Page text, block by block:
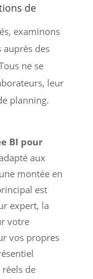
de
examinons
des
ne se
leur
planning.
BI pour
aux
montée en
est
expert, la
votre
vos propres
de